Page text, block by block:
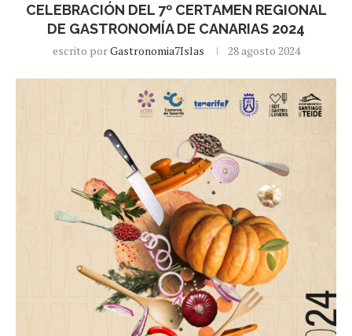
CELEBRACIÓN DEL 7º CERTAMEN REGIONAL
DE GASTRONOMÍA DE CANARIAS 2024
escrito porGastronomia7Islas 28 agosto 2024